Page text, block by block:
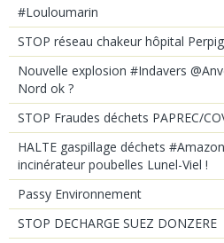
#Louloumarin
STOP réseau chakeur hôpital
Nouvelle explosion #Indavers
Nord ok ?
STOP Fraudes déchets PAPREC/
HALTE gaspillage déchets
incinérateur poubelles Lunel-Viel !
Passy Environnement
STOP DECHARGE SUEZ DONZERE